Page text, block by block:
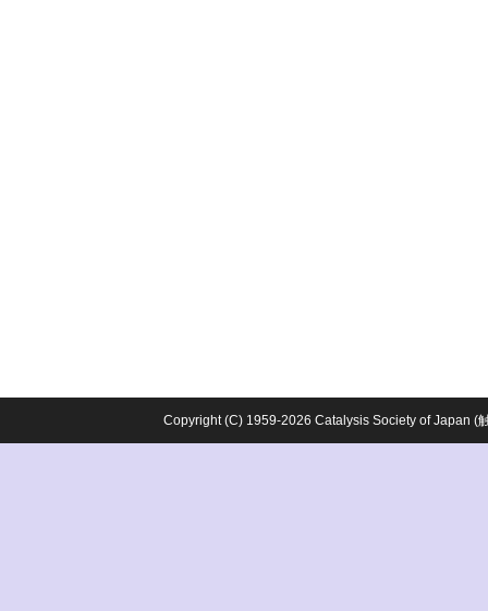
Copyright (C) 1959-2026 Catalysis Society of Japan (